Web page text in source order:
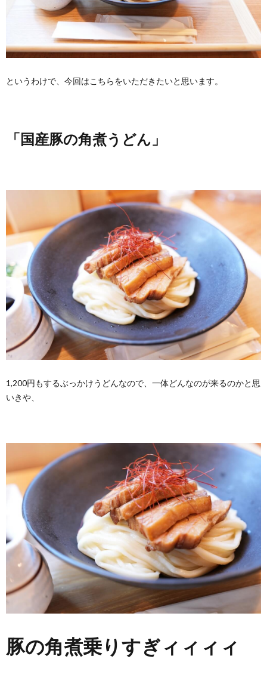
というわけで、今回はこちらをいただきたいと思います。
「国産豚の角煮うどん」
1,200円もするぶっかけうどんなので、一体どんなのが来るのかと思
いきや、
豚の角煮乗りすぎィィィィ